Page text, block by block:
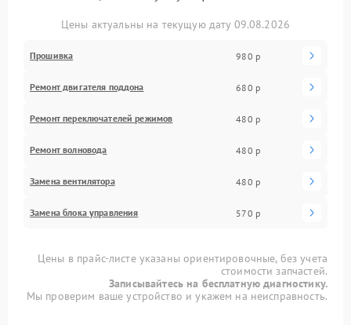
Цены актуальны на текущую дату 09.08.2026
Прошивка 980 р
Ремонт двигателя поддона 680 р
Ремонт переключателей режимов 480 р
Ремонт волновода 480 р
Замена вентилятора 480 р
Замена блока управления 570 р
Цены в прайс-листе указаны ориентировочные, без учета
стоимости запчастей.
Записывайтесь на бесплатную диагностику.
Мы проверим ваше устройство и укажем на неисправность.